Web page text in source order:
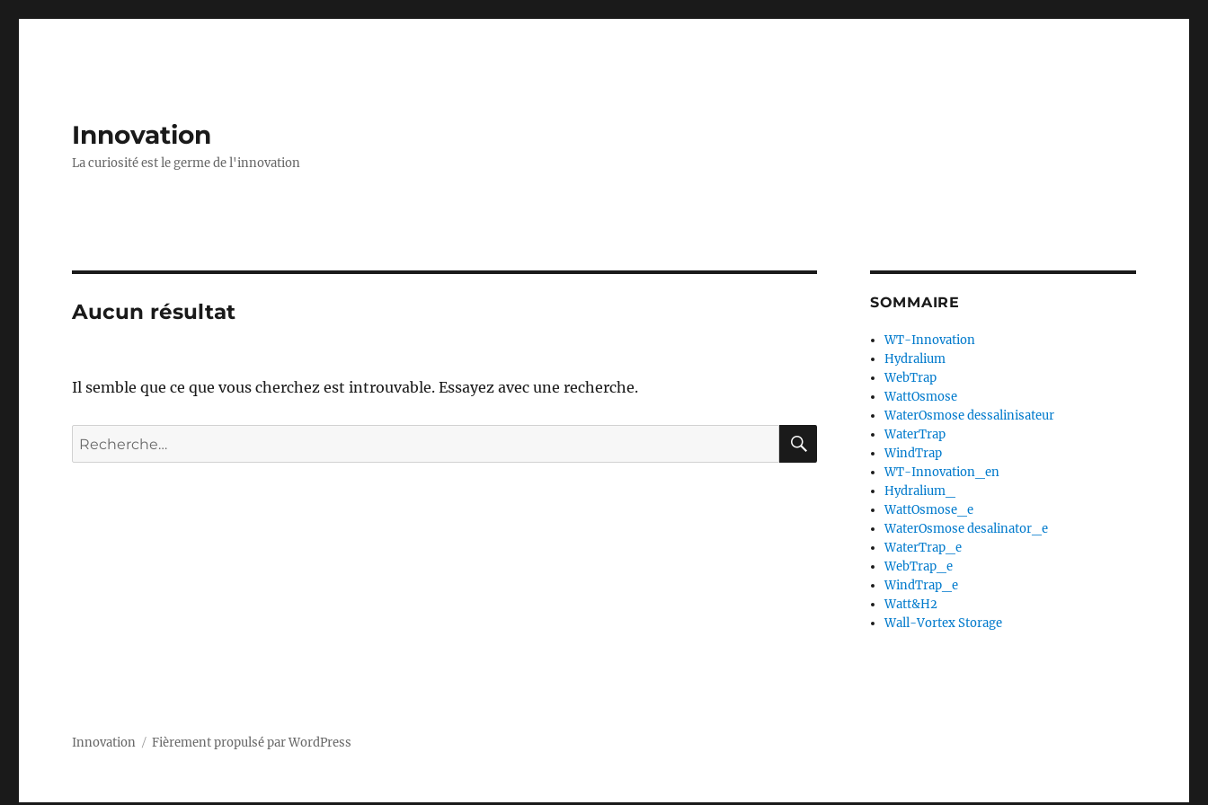
Innovation
La curiosité est le germe de l'innovation
Aucun résultat
Il semble que ce que vous cherchez est introuvable. Essayez avec une recherche.
Recherche
pour :
RECHERCHE
SOMMAIRE
WT-Innovation
Hydralium
WebTrap
WattOsmose
WaterOsmose dessalinisateur
WaterTrap
WindTrap
WT-Innovation_en
Hydralium_
WattOsmose_e
WaterOsmose desalinator_e
WaterTrap_e
WebTrap_e
WindTrap_e
Watt&H2
Wall-Vortex Storage
Innovation Fièrement propulsé par WordPress